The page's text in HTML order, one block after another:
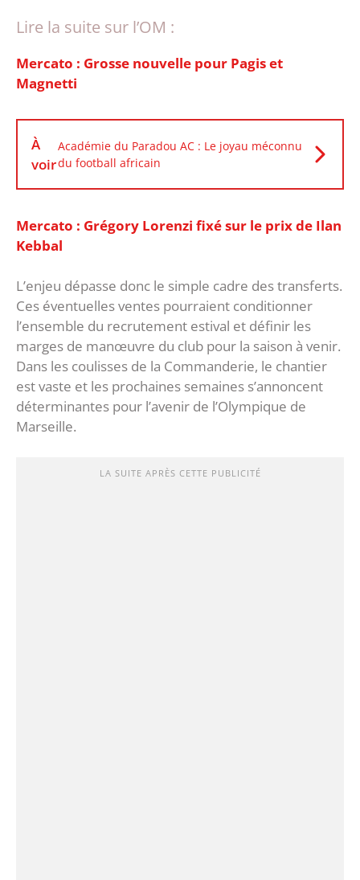
Lire la suite sur l’OM :
Mercato : Grosse nouvelle pour Pagis et
Magnetti
À
voir
Académie du Paradou AC : Le joyau méconnu
du football africain
Mercato : Grégory Lorenzi fixé sur le prix de Ilan
Kebbal
‎L’enjeu dépasse donc le simple cadre des transferts.
Ces éventuelles ventes pourraient conditionner
l’ensemble du recrutement estival et définir les
marges de manœuvre du club pour la saison à venir.
Dans les coulisses de la Commanderie, le chantier
est vaste et les prochaines semaines s’annoncent
déterminantes pour l’avenir de l’Olympique de
Marseille.
LA SUITE APRÈS CETTE PUBLICITÉ